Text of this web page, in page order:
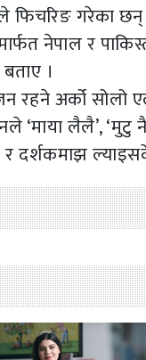
फिचरिङ गरेका छन्
नेपाल र
।
अर्को सोलो
‘माया लैलै’,
र दर्शकमाझ